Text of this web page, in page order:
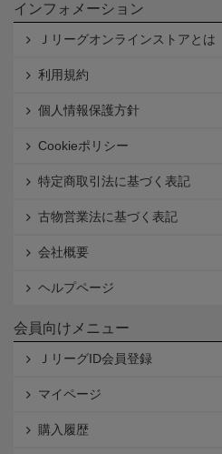
インフォメーション
Ｊリーグオンラインストアとは
利用規約
個人情報保護方針
Cookieポリシー
特定商取引法に基づく表記
古物営業法に基づく表記
会社概要
ヘルプページ
会員向けメニュー
ＪリーグID会員登録
マイページ
購入履歴